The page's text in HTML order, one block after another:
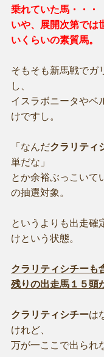
乗れていた馬・・・
いや、展開次第では
いくらいの素質馬。
そもそも新馬戦でガ
し、
イスラボニータやベ
けですし。
「なんだクラリティ
単だな」
とか余裕ぶっこいて
の抽選対象。
というよりも出走確
けという状態。
クラリティシチーも
残りの出走馬１５頭
クラリティシチーは
けれど、
万が一ここで出られ